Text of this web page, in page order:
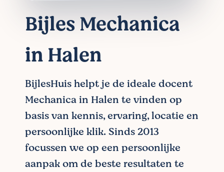
Bijles Mechanica
in Halen
BijlesHuis helpt je de ideale docent
Mechanica in Halen te vinden op
basis van kennis, ervaring, locatie en
persoonlijke klik. Sinds 2013
focussen we op een persoonlijke
aanpak om de beste resultaten te